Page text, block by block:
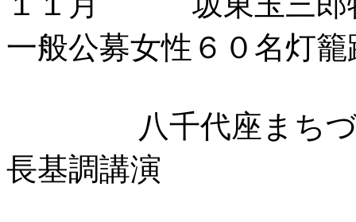
一般公募女性６０名灯
八千代座まちづく
長基調講演